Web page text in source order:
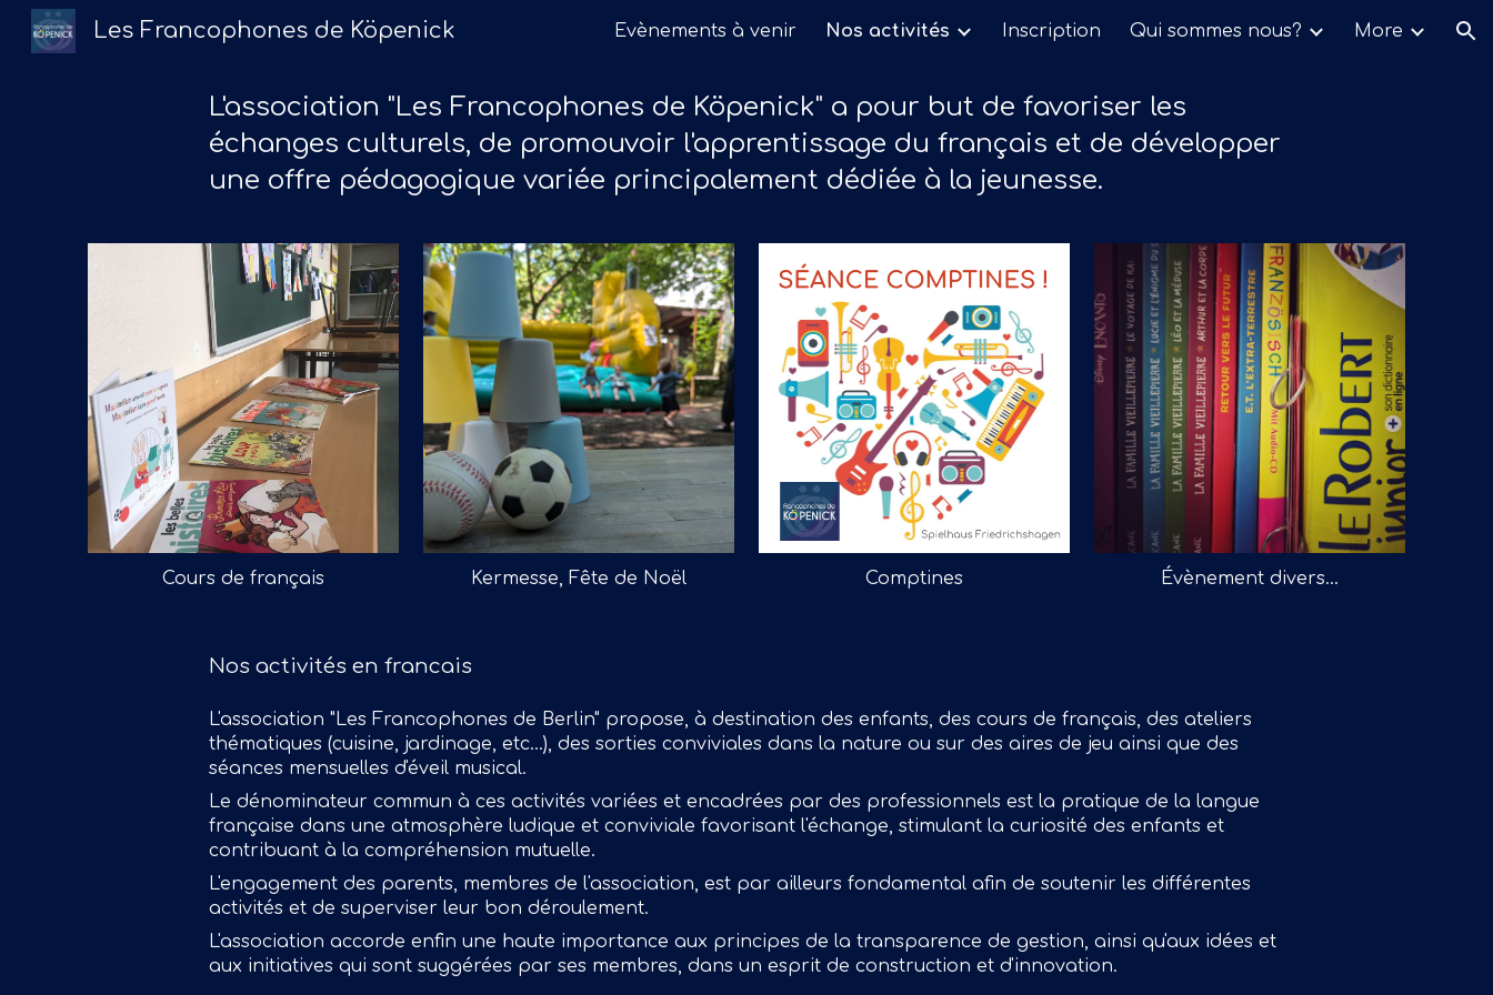
Skip to main content Skip to navigation
Les Francophones de Köpenick Évènements à venir Nos activités Inscription Qui sommes nous? More
L'association "Les Francophones de Köpenick" a pour but de favoriser les
échanges culturels, de promouvoir l'apprentissage du français et de développer
une offre pédagogique variée principalement dédiée à la jeunesse.
Cours de français Kermesse, Fête de Noël Comptines Évènement divers...
Nos activités en francais
L'association "Les Francophones de Berlin" propose, à destination des enfants, des cours de français, des ateliers
thématiques (cuisine, jardinage, etc...), des sorties conviviales dans la nature ou sur des aires de jeu ainsi que des
séances mensuelles d'éveil musical.
Le dénominateur commun à ces activités variées et encadrées par des professionnels est la pratique de la langue
française dans une atmosphère ludique et conviviale favorisant l'échange, stimulant la curiosité des enfants et
contribuant à la compréhension mutuelle.
L'engagement des parents, membres de l'association, est par ailleurs fondamental afin de soutenir les différentes
activités et de superviser leur bon déroulement.
L'association accorde enfin une haute importance aux principes de la transparence de gestion, ainsi qu'aux idées et
aux initiatives qui sont suggérées par ses membres, dans un esprit de construction et d'innovation.